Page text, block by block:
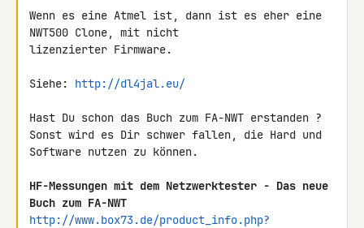
Wenn es eine Atmel ist, dann ist es eher eine
NWT500 Clone, mit nicht
lizenzierter Firmware.
Siehe: http://dl4jal.eu/
Hast Du schon das Buch zum FA-NWT erstanden ?
Sonst wird es Dir schwer fallen, die Hard und
Software nutzen zu können.
HF-Messungen mit dem Netzwerktester - Das neue
Buch zum FA-NWT
http://www.box73.de/product_info.php?